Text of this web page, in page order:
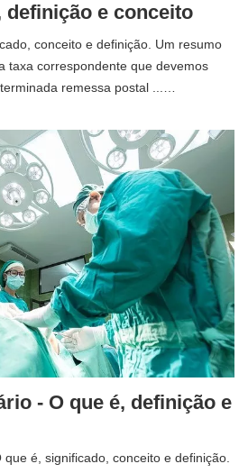
definição e conceito
conceito e definição. Um resumo
taxa correspondente que devemos
remessa postal ...…
- O que é, definição e
que é, significado, conceito e definição.